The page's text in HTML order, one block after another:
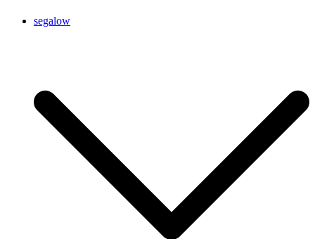
segalow